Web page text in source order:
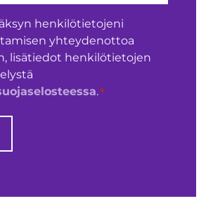
henkilötietojeni
yhteydenottoa
lisätiedot henkilötietojen
.*